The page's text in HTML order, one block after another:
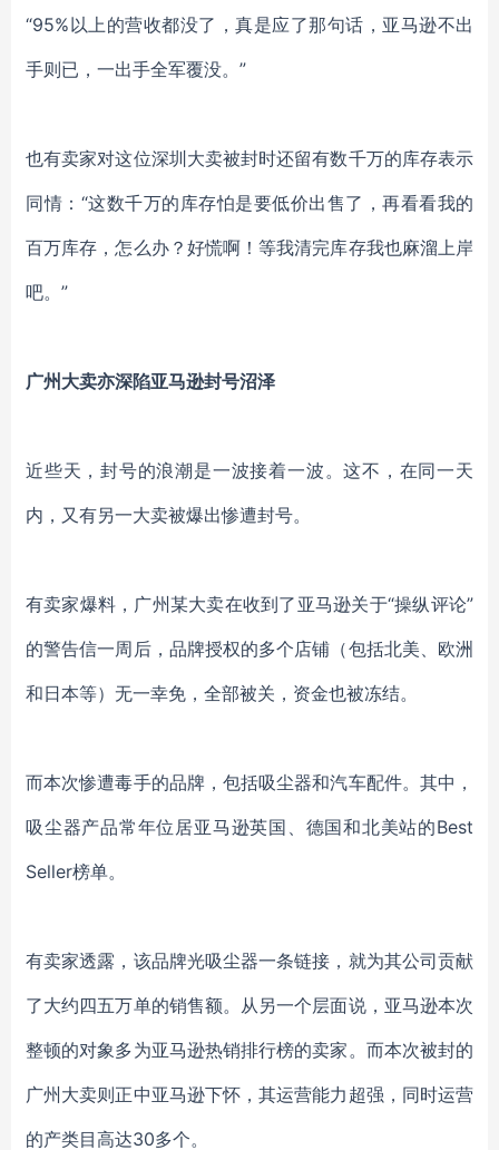
“95%以上的营收都没了，真是应了那句话，亚马逊不出
手则已，一出手全军覆没。”
也有卖家对这位深圳大卖被封时还留有数千万的库存表示
同情： “这数千万的库存怕是要低价出售了，再看看我的
百万库存，怎么办？好慌啊！等我清完库存我也麻溜上岸
吧。”
广州大卖亦深陷亚马逊封号沼泽
近些天，封号的浪潮是一波接着一波。这不，在同一天
内，又有另一大卖被爆出惨遭封号。
有卖家爆料，广州某大卖在收到了亚马逊关于“操纵评论”
的警告信一周后，品牌授权的多个店铺（包括北美、欧洲
和日本等）无一幸免，全部被关，资金也被冻结。
而本次惨遭毒手的品牌，包括吸尘器和汽车配件。其中，
吸尘器产品常年位居亚马逊英国、德国和北美站的Best
Seller榜单。
有卖家透露，该品牌光吸尘器一条链接，就为其公司贡献
了大约四五万单的销售额。从另一个层面说，亚马逊本次
整顿的对象多为亚马逊热销排行榜的卖家。而本次被封的
广州大卖则正中亚马逊下怀，其运营能力超强，同时运营
的产类目高达30多个。